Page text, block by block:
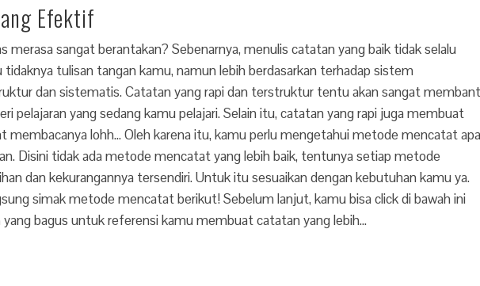
Efektif
merasa sangat berantakan? Sebenarnya, menulis catatan yang baik tidak selalu
tulisan tangan kamu, namun lebih berdasarkan terhadap sistem
dan sistematis. Catatan yang rapi dan terstruktur tentu akan sangat
pelajaran yang sedang kamu pelajari. Selain itu, catatan yang rapi juga membuat
membacanya lohh… Oleh karena itu, kamu perlu mengetahui metode mencatat apa
Disini tidak ada metode mencatat yang lebih baik, tentunya setiap metode
dan kekurangannya tersendiri. Untuk itu sesuaikan dengan kebutuhan kamu ya.
simak metode mencatat berikut! Sebelum lanjut, kamu bisa click di bawah ini
bagus untuk referensi kamu membuat catatan yang lebih…